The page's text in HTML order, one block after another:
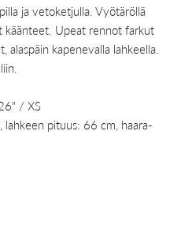
ja vetoketjulla. Vyötäröllä
käänteet. Upeat rennot farkut
alaspäin kapenevalla lahkeella.
/ XS
pituus: 66 cm, haara-